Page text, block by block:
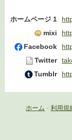
ホームページ 1
mixi
Facebook
Twitter
Tumblr
ホーム - 利用規